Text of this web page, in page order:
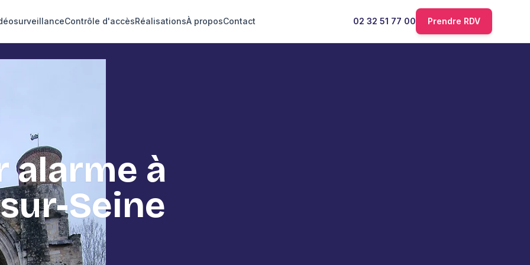
Contrôle d'accèsRéalisationsÀ proposContact 02 32 51 77 00 Prendre RDV
alarme à
Seine